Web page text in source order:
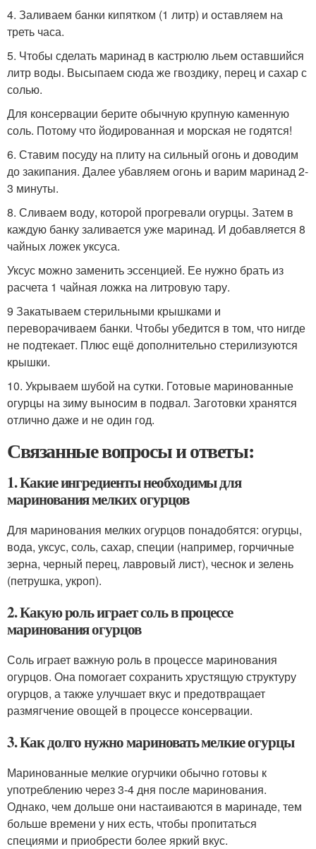
4. Заливаем банки кипятком (1 литр) и оставляем на
треть часа.
5. Чтобы сделать маринад в кастрюлю льем оставшийся
литр воды. Высыпаем сюда же гвоздику, перец и сахар с
солью.
Для консервации берите обычную крупную каменную
соль. Потому что йодированная и морская не годятся!
6. Ставим посуду на плиту на сильный огонь и доводим
до закипания. Далее убавляем огонь и варим маринад 2-
3 минуты.
8. Сливаем воду, которой прогревали огурцы. Затем в
каждую банку заливается уже маринад. И добавляется 8
чайных ложек уксуса.
Уксус можно заменить эссенцией. Ее нужно брать из
расчета 1 чайная ложка на литровую тару.
9 Закатываем стерильными крышками и
переворачиваем банки. Чтобы убедится в том, что нигде
не подтекает. Плюс ещё дополнительно стерилизуются
крышки.
10. Укрываем шубой на сутки. Готовые маринованные
огурцы на зиму выносим в подвал. Заготовки хранятся
отлично даже и не один год.
Связанные вопросы и ответы:
1. Какие ингредиенты необходимы для
маринования мелких огурцов
Для маринования мелких огурцов понадобятся: огурцы,
вода, уксус, соль, сахар, специи (например, горчичные
зерна, черный перец, лавровый лист), чеснок и зелень
(петрушка, укроп).
2. Какую роль играет соль в процессе
маринования огурцов
Соль играет важную роль в процессе маринования
огурцов. Она помогает сохранить хрустящую структуру
огурцов, а также улучшает вкус и предотвращает
размягчение овощей в процессе консервации.
3. Как долго нужно мариновать мелкие огурцы
Маринованные мелкие огурчики обычно готовы к
употреблению через 3-4 дня после маринования.
Однако, чем дольше они настаиваются в маринаде, тем
больше времени у них есть, чтобы пропитаться
специями и приобрести более яркий вкус.